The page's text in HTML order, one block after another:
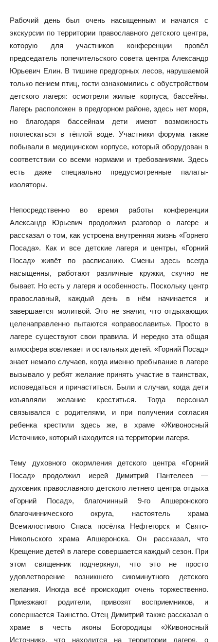
Рабочий день был очень насыщенным и начался с
экскурсии по территории православного детского центра,
которую для участников конференции провёл
председатель попечительского совета центра Александр
Юрьевич Елин. В тишине предгорных лесов, нарушаемой
только пением птиц, гости ознакомились с обустройством
детского лагеря: осмотрели жилые корпуса, бассейны.
Лагерь расположен в предгорном районе, здесь нет моря,
но благодаря бассейнам дети имеют возможность
поплескаться в тёплой воде. Участники форума также
побывали в медицинском корпусе, который оборудован в
соответствии со всеми нормами и требованиями. Здесь
есть даже специально предусмотренные палаты-
изоляторы.
Непосредственно во время работы конференции
Александр Юрьевич продолжил разговор о лагере и
рассказал о том, как устроена внутренняя жизнь «Горнего
Посада». Как и все детские лагеря и центры, «Горний
Посад» живёт по расписанию. Смены здесь всегда
насыщенны, работают различные кружки, скучно не
бывает. Но есть у лагеря и особенность. Поскольку центр
православный, каждый день в нём начинается и
завершается молитвой. Это не значит, что отдыхающих
целенаправленно пытаются «оправославить». Просто в
лагере существуют свои правила. И нередко эта общая
атмосфера вовлекает и остальных детей. «Горний Посад»
знает немало случаев, когда именно пребывание в лагере
вызывало у ребят желание принять участие в таинствах,
исповедаться и причаститься. Были и случаи, когда дети
изъявляли желание креститься. Тогда персонал
связывался с родителями, и при получении согласия
ребенка крестили здесь же, в храме «Живоносный
Источник», который находится на территории лагеря.
Тему духовного окормления детского центра «Горний
Посад» продолжил иерей Димитрий Пантелеев —
духовник православного детского летнего центра отдыха
«Горний Посад», благочинный 9-го Апшеронского
благочиннического округа, настоятель храма
Всемилостивого Спаса посёлка Нефтегорск и Свято-
Никольского храма Апшеронска. Он рассказал, что
Крещение детей в лагере совершается каждый сезон. При
этом священник подчеркнул, что это не просто
удовлетворение возникшего сиюминутного детского
желания. Иногда всё происходит очень торжественно.
Приезжают родители, привозят восприемников, и
совершается Таинство. Отец Димитрий также рассказал о
храме в честь иконы Богородицы «Живоносный
Источник», что находится на территории лагеря, о